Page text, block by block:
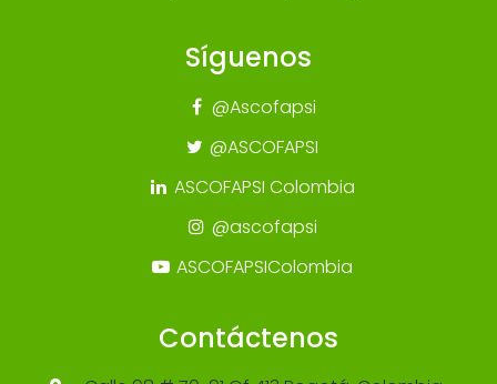
Síguenos
@Ascofapsi
@ASCOFAPSI
ASCOFAPSI Colombia
@ascofapsi
ASCOFAPSIColombia
Contáctenos